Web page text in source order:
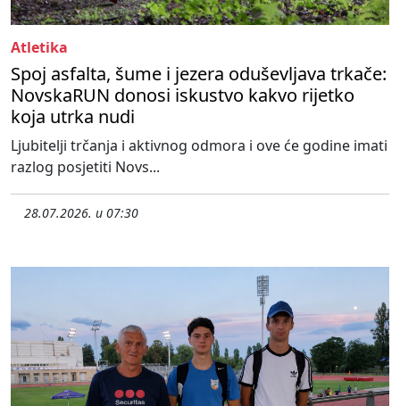
Atletika
Spoj asfalta, šume i jezera oduševljava trkače:
NovskaRUN donosi iskustvo kakvo rijetko
koja utrka nudi
Ljubitelji trčanja i aktivnog odmora i ove će godine imati
razlog posjetiti Novs...
28.07.2026. u 07:30